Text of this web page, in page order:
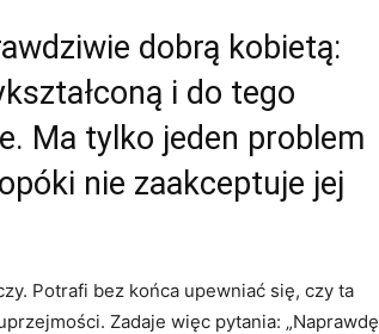
dobrą kobietą:
i do tego
Ma tylko jeden problem
nie zaakceptuje jej
Potrafi bez końca upewniać się, czy ta
Zadaje więc pytania: „Naprawdę